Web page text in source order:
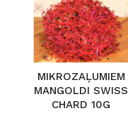
MIKROZAĻUMIEM
MANGOLDI SWISS
CHARD 10G